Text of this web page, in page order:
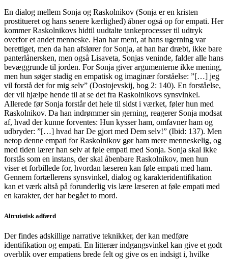
En dialog mellem Sonja og Raskolnikov (Sonja er en kristen
prostitueret og hans senere kærlighed) åbner også op for empati. Her
kommer Raskolnikovs hidtil uudtalte tankeprocesser til udtryk
overfor et andet menneske. Han har ment, at hans ugerning var
berettiget, men da han afslører for Sonja, at han har dræbt, ikke bare
panterlånersken, men også Lisaveta, Sonjas veninde, falder alle hans
bevæggrunde til jorden. For Sonja giver argumenterne ikke mening,
men hun søger stadig en empatisk og imaginær forståelse: ”[…] jeg
vil forstå det for mig selv” (Dostojevskij, bog 2: 140). En forståelse,
der vil hjælpe hende til at se det fra Raskolnikovs synsvinkel.
Allerede før Sonja forstår det hele til sidst i værket, føler hun med
Raskolnikov. Da han indrømmer sin gerning, reagerer Sonja modsat
af, hvad der kunne forventes: Hun kysser ham, omfavner ham og
udbryder: ”[…] hvad har De gjort med Dem selv!” (Ibid: 137). Men
netop denne empati for Raskolnikov gør ham mere menneskelig, og
med tiden lærer han selv at føle empati med Sonja. Sonja skal ikke
forstås som en instans, der skal åbenbare Raskolnikov, men hun
viser et forbillede for, hvordan læseren kan føle empati med ham.
Gennem fortællerens synsvinkel, dialog og karakteridentifikation
kan et værk altså på forunderlig vis lære læseren at føle empati med
en karakter, der har begået to mord.
Altruistisk adfærd
Der findes adskillige narrative teknikker, der kan medføre
identifikation og empati. En litterær indgangsvinkel kan give et godt
overblik over empatiens brede felt og give os en indsigt i, hvilke